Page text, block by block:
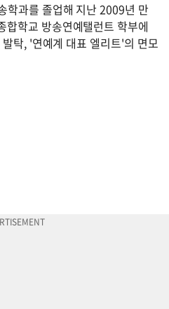
학과를 졸업해 지난 2009년 만
학교 방송연예탤런트 학부에
탁, '연예계 대표 엘리트'의 면모